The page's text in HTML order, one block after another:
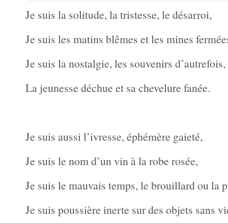
Je suis la solitude, la tristesse, le désarroi,
Je suis les matins blêmes et les mines
Je suis la nostalgie, les souvenirs d’autrefois,
La jeunesse déchue et sa chevelure fanée.
Je suis aussi l’ivresse, éphémère gaieté,
Je suis le nom d’un vin à la robe rosée,
Je suis le mauvais temps, le brouillard ou la
Je suis poussière inerte sur des objets sans